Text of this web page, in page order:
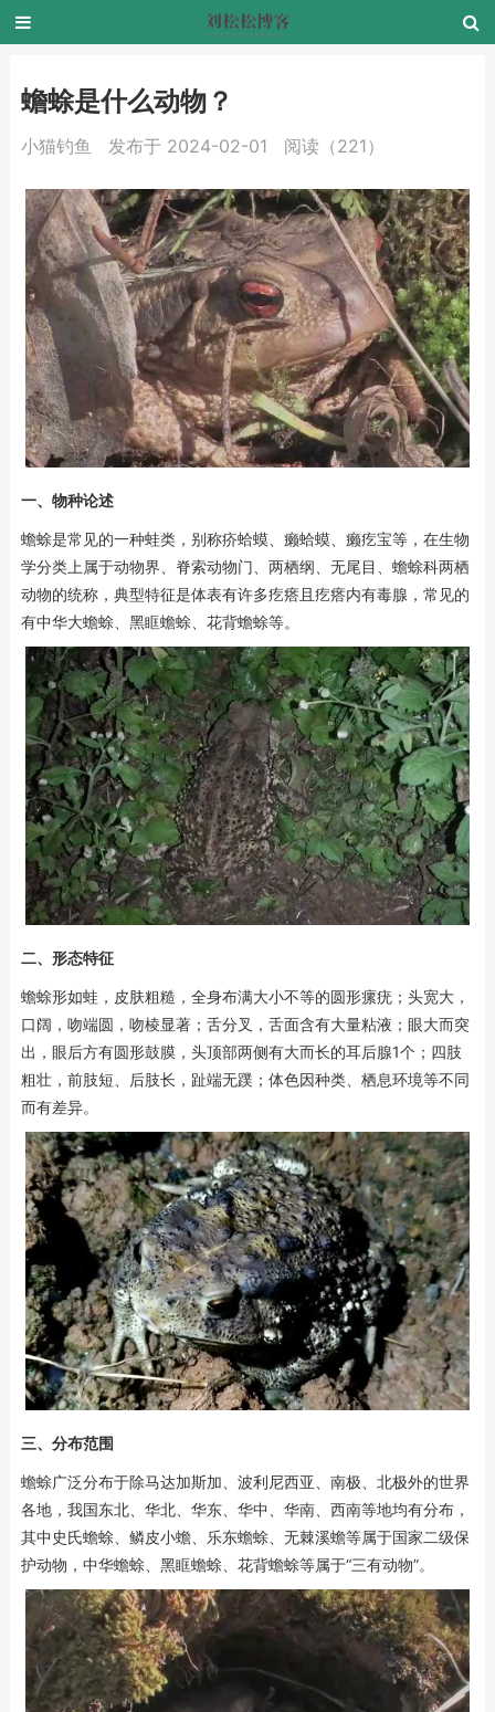
蟾蜍是什么动物？
小猫钓鱼 发布于 2024-02-01 阅读（221）
一、物种论述
蟾蜍是常见的一种蛙类，别称疥蛤蟆、癞蛤蟆、癞疙宝等，在生物
学分类上属于动物界、脊索动物门、两栖纲、无尾目、蟾蜍科两栖
动物的统称，典型特征是体表有许多疙瘩且疙瘩内有毒腺，常见的
有中华大蟾蜍、黑眶蟾蜍、花背蟾蜍等。
二、形态特征
蟾蜍形如蛙，皮肤粗糙，全身布满大小不等的圆形瘰疣；头宽大，
口阔，吻端圆，吻棱显著；舌分叉，舌面含有大量粘液；眼大而突
出，眼后方有圆形鼓膜，头顶部两侧有大而长的耳后腺1个；四肢
粗壮，前肢短、后肢长，趾端无蹼；体色因种类、栖息环境等不同
而有差异。
三、分布范围
蟾蜍广泛分布于除马达加斯加、波利尼西亚、南极、北极外的世界
各地，我国东北、华北、华东、华中、华南、西南等地均有分布，
其中史氏蟾蜍、鳞皮小蟾、乐东蟾蜍、无棘溪蟾等属于国家二级保
护动物，中华蟾蜍、黑眶蟾蜍、花背蟾蜍等属于“三有动物”。